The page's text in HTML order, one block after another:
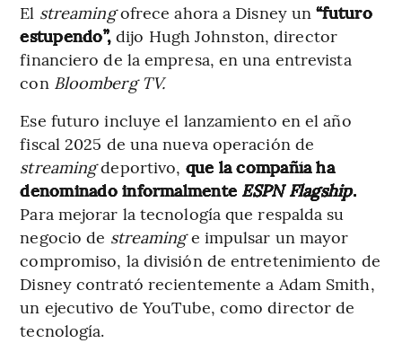
El streamingofrece ahora a Disney un“futuro
estupendo”, dijo Hugh Johnston, director
financiero de la empresa, en una entrevista
con Bloomberg TV.
Ese futuro incluye el lanzamiento en el año
fiscal 2025 de una nueva operación de
streamingdeportivo, que la compañía ha
denominado informalmenteESPN Flagship.
Para mejorar la tecnología que respalda su
negocio de streaminge impulsar un mayor
compromiso, la división de entretenimiento de
Disney contrató recientemente a Adam Smith,
un ejecutivo de YouTube, como director de
tecnología.